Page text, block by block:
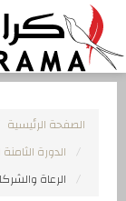
الصفحة الرئيسية
الدورة
الرعاة